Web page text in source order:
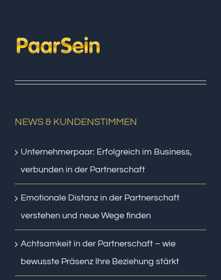
NEWS & KUNDENSTIMMEN
Unternehmerpaar: Erfolgreich im Business,
verbunden in der Partnerschaft
Emotionale Distanz in der Partnerschaft
verstehen und neue Wege finden
Achtsamkeit in der Partnerschaft – wie
bewusste Präsenz Ihre Beziehung stärkt